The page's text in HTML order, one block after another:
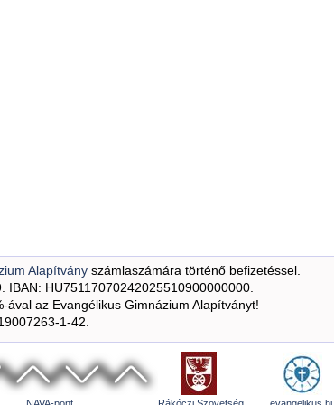
Alapítványszámlaszámára történő befizetéssel.
IBAN: HU75117070242025510900000000.
az Evangélikus Gimnázium Alapítványt!
1-42.